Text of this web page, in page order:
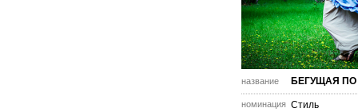
название БЕГУЩАЯ ПО
номинация Стиль